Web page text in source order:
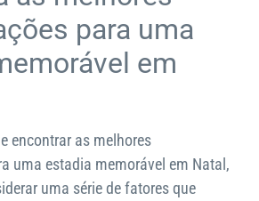
para uma
em
encontrar as melhores
uma estadia memorável em Natal,
uma série de fatores que